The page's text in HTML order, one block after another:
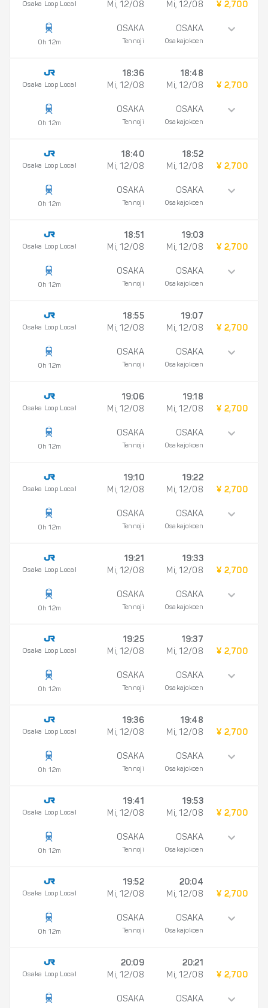
Osaka Loop Local
0h 12m
Mi, 12/08
OSAKA
Tennoji
Mi, 12/08
OSAKA
Osakajokoen
¥ 2,700
Osaka Loop Local
0h 12m
18:36
Mi, 12/08
OSAKA
Tennoji
18:48
Mi, 12/08
OSAKA
Osakajokoen
¥ 2,700
Osaka Loop Local
0h 12m
18:40
Mi, 12/08
OSAKA
Tennoji
18:52
Mi, 12/08
OSAKA
Osakajokoen
¥ 2,700
Osaka Loop Local
0h 12m
18:51
Mi, 12/08
OSAKA
Tennoji
19:03
Mi, 12/08
OSAKA
Osakajokoen
¥ 2,700
Osaka Loop Local
0h 12m
18:55
Mi, 12/08
OSAKA
Tennoji
19:07
Mi, 12/08
OSAKA
Osakajokoen
¥ 2,700
Osaka Loop Local
0h 12m
19:06
Mi, 12/08
OSAKA
Tennoji
19:18
Mi, 12/08
OSAKA
Osakajokoen
¥ 2,700
Osaka Loop Local
0h 12m
19:10
Mi, 12/08
OSAKA
Tennoji
19:22
Mi, 12/08
OSAKA
Osakajokoen
¥ 2,700
Osaka Loop Local
0h 12m
19:21
Mi, 12/08
OSAKA
Tennoji
19:33
Mi, 12/08
OSAKA
Osakajokoen
¥ 2,700
Osaka Loop Local
0h 12m
19:25
Mi, 12/08
OSAKA
Tennoji
19:37
Mi, 12/08
OSAKA
Osakajokoen
¥ 2,700
Osaka Loop Local
0h 12m
19:36
Mi, 12/08
OSAKA
Tennoji
19:48
Mi, 12/08
OSAKA
Osakajokoen
¥ 2,700
Osaka Loop Local
0h 12m
19:41
Mi, 12/08
OSAKA
Tennoji
19:53
Mi, 12/08
OSAKA
Osakajokoen
¥ 2,700
Osaka Loop Local
0h 12m
19:52
Mi, 12/08
OSAKA
Tennoji
20:04
Mi, 12/08
OSAKA
Osakajokoen
¥ 2,700
Osaka Loop Local
20:09
Mi, 12/08
OSAKA
20:21
Mi, 12/08
OSAKA
¥ 2,700